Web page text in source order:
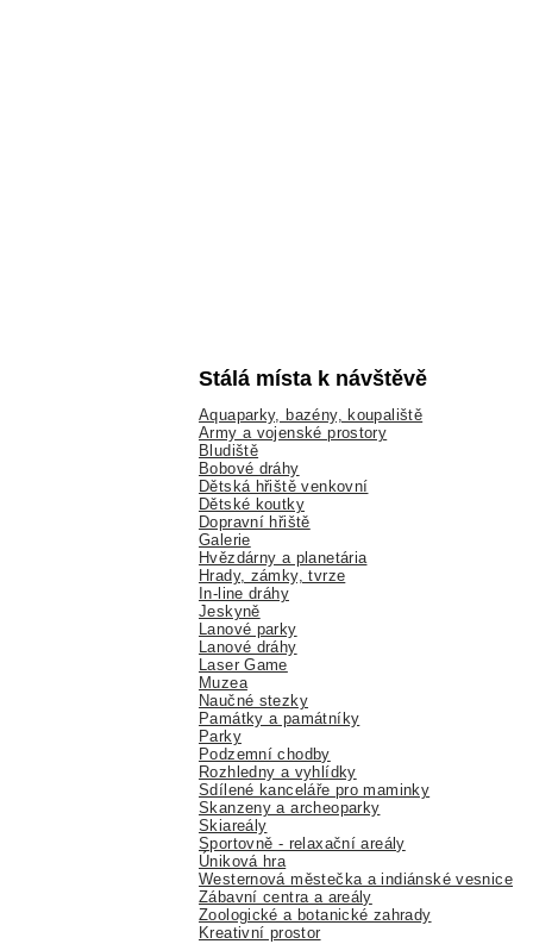
Stálá místa k návštěvě
Aquaparky, bazény, koupaliště
Army a vojenské prostory
Bludiště
Bobové dráhy
Dětská hřiště venkovní
Dětské koutky
Dopravní hřiště
Galerie
Hvězdárny a planetária
Hrady, zámky, tvrze
In-line dráhy
Jeskyně
Lanové parky
Lanové dráhy
Laser Game
Muzea
Naučné stezky
Památky a památníky
Parky
Podzemní chodby
Rozhledny a vyhlídky
Sdílené kanceláře pro maminky
Skanzeny a archeoparky
Skiareály
Sportovně - relaxační areály
Úniková hra
Westernová městečka a indiánské vesnice
Zábavní centra a areály
Zoologické a botanické zahrady
Kreativní prostor